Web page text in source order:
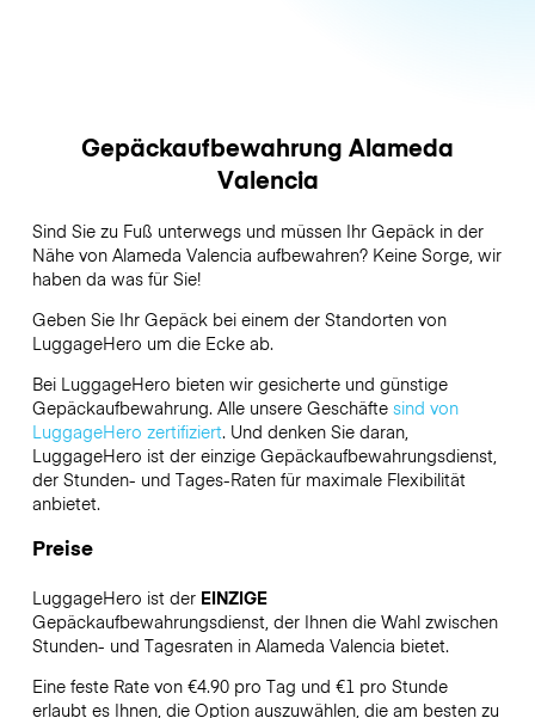
Gepäckaufbewahrung Alameda
Valencia
Sind Sie zu Fuß unterwegs und müssen Ihr Gepäck in der
Nähe von Alameda Valencia aufbewahren? Keine Sorge, wir
haben da was für Sie!
Geben Sie Ihr Gepäck bei einem der Standorten von
LuggageHero um die Ecke ab.
Bei LuggageHero bieten wir gesicherte und günstige
Gepäckaufbewahrung. Alle unsere Geschäfte sind von
LuggageHero zertifiziert. Und denken Sie daran,
LuggageHero ist der einzige Gepäckaufbewahrungsdienst,
der Stunden- und Tages-Raten für maximale Flexibilität
anbietet.
Preise
LuggageHero ist der EINZIGE
Gepäckaufbewahrungsdienst, der Ihnen die Wahl zwischen
Stunden- und Tagesraten in Alameda Valencia bietet.
Eine feste Rate von €4.90 pro Tag und €1 pro Stunde
erlaubt es Ihnen, die Option auszuwählen, die am besten zu